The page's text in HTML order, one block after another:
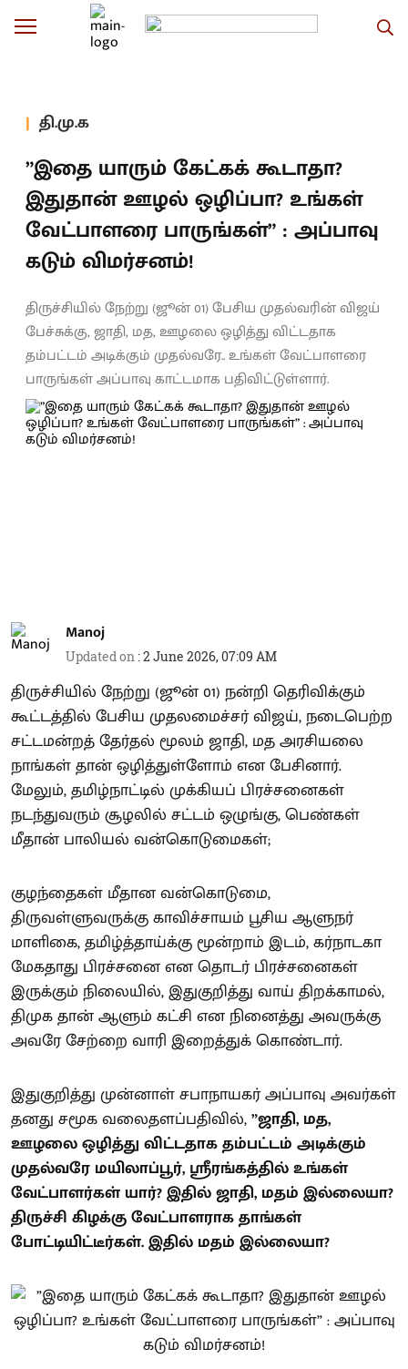
தி.மு.க
”இதை யாரும் கேட்கக் கூடாதா?
இதுதான் ஊழல் ஒழிப்பா? உங்கள்
வேட்பாளரை பாருங்கள்” : அப்பாவு
கடும் விமர்சனம்!
திருச்சியில் நேற்று (ஜூன் 01) பேசிய முதல்வரின் விஜய்
பேச்சுக்கு, ஜாதி, மத, ஊழலை ஒழித்து விட்டதாக
தம்பட்டம் அடிக்கும் முதல்வரே.. உங்கள் வேட்பாளரை
பாருங்கள் அப்பாவு காட்டமாக பதிவிட்டுள்ளார்.
Manoj
Updated on :2 June 2026, 07:09 AM
திருச்சியில் நேற்று (ஜூன் 01) நன்றி தெரிவிக்கும்
கூட்டத்தில் பேசிய முதலமைச்சர் விஜய், நடைபெற்ற
சட்டமன்றத் தேர்தல் மூலம் ஜாதி, மத அரசியலை
நாங்கள் தான் ஒழித்துள்ளோம் என பேசினார்.
மேலும், தமிழ்நாட்டில் முக்கியப் பிரச்சனைகள்
நடந்துவரும் சூழலில் சட்டம் ஒழுங்கு, பெண்கள்
மீதான் பாலியல் வன்கொடுமைகள்;
குழந்தைகள் மீதான வன்கொடுமை,
திருவள்ளுவருக்கு காவிச்சாயம் பூசிய ஆளுநர்
மாளிகை, தமிழ்த்தாய்க்கு மூன்றாம் இடம், கர்நாடகா
மேகதாது பிரச்சனை என தொடர் பிரச்சனைகள்
இருக்கும் நிலையில், இதுகுறித்து வாய் திறக்காமல்,
திமுக தான் ஆளும் கட்சி என நினைத்து அவருக்கு
அவரே சேற்றை வாரி இறைத்துக் கொண்டார்.
இதுகுறித்து முன்னாள் சபாநாயகர் அப்பாவு அவர்கள்
தனது சமூக வலைதளப்பதிவில்,”ஜாதி, மத,
ஊழலை ஒழித்து விட்டதாக தம்பட்டம் அடிக்கும்
முதல்வரே மயிலாப்பூர், ஸ்ரீரங்கத்தில் உங்கள்
வேட்பாளர்கள் யார்? இதில் ஜாதி, மதம் இல்லையா?
திருச்சி கிழக்கு வேட்பாளராக தாங்கள்
போட்டியிட்டீர்கள். இதில் மதம் இல்லையா?